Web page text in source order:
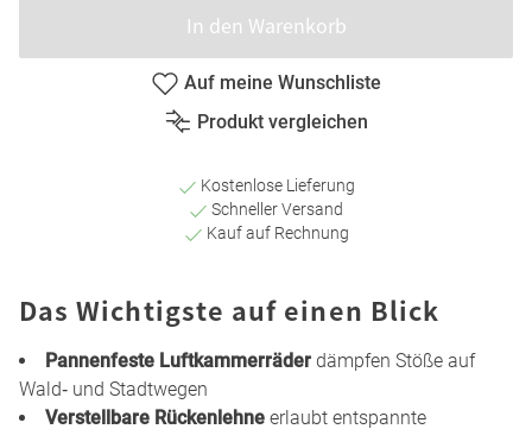
In den Warenkorb
Auf meine Wunschliste
Produkt vergleichen
Kostenlose Lieferung
Schneller Versand
Kauf auf Rechnung
Das Wichtigste auf einen Blick
Pannenfeste Luftkammerräder dämpfen Stöße auf
Wald‑ und Stadtwegen
Verstellbare Rückenlehne erlaubt entspannte